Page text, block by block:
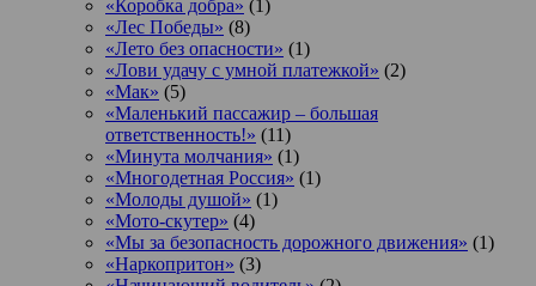
«Коробка добра» (1)
«Лес Победы» (8)
«Лето без опасности» (1)
«Лови удачу с умной платежкой» (2)
«Мак» (5)
«Маленький пассажир – большая
ответственность!» (11)
«Минута молчания» (1)
«Многодетная Россия» (1)
«Молоды душой» (1)
«Мото-скутер» (4)
«Мы за безопасность дорожного движения» (1)
«Наркопритон» (3)